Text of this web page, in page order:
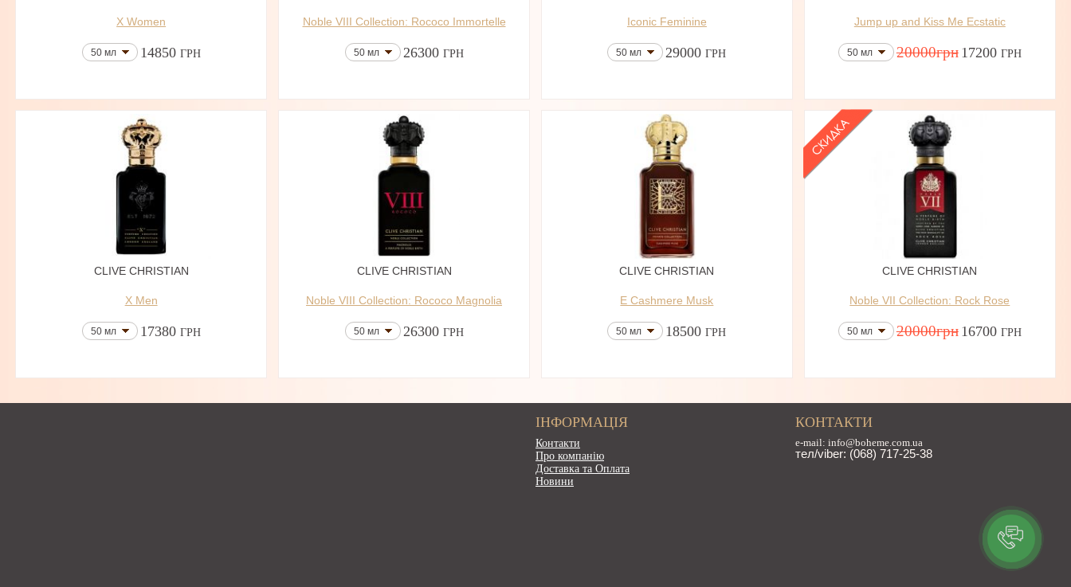
X Women
50 мл 14850 ГРН
Noble VIII Collection: Rococo Immortelle
50 мл 26300 ГРН
Iconic Feminine
50 мл 29000 ГРН
Jump up and Kiss Me Ecstatic
50 мл 20000грн 17200 ГРН
CLIVE CHRISTIAN
X Men
50 мл 17380 ГРН
CLIVE CHRISTIAN
Noble VIII Collection: Rococo Magnolia
50 мл 26300 ГРН
CLIVE CHRISTIAN
E Cashmere Musk
50 мл 18500 ГРН
CLIVE CHRISTIAN
Noble VII Collection: Rock Rose
50 мл 20000грн 16700 ГРН
ІНФОРМАЦІЯ
Контакти
Про компанію
Доставка та Оплата
Новини
КОНТАКТИ
e-mail: info@boheme.com.ua
тел/viber: (068) 717-25-38